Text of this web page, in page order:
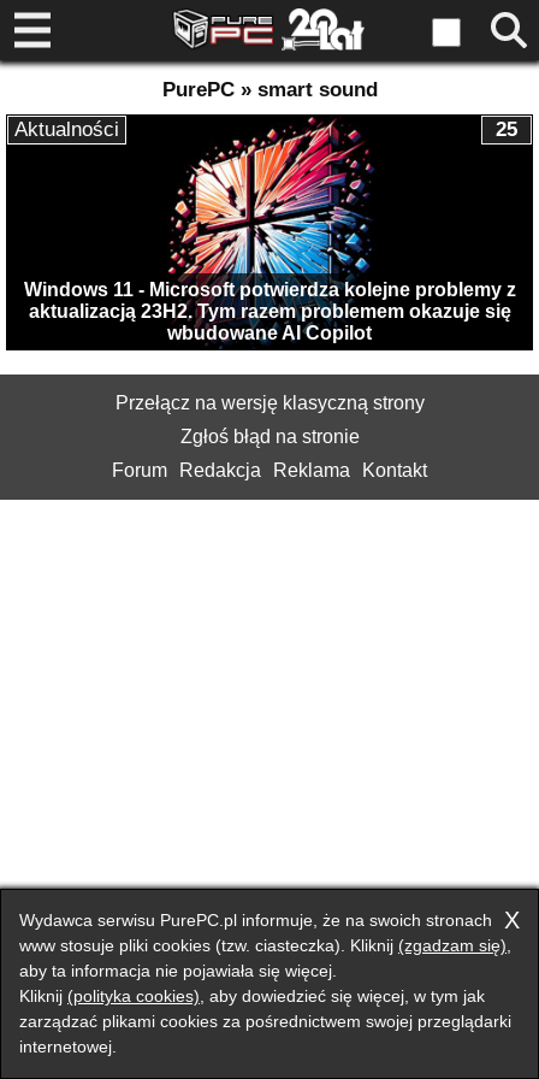
PurePC » smart sound
Windows 11 - Microsoft potwierdza kolejne problemy z
aktualizacją 23H2. Tym razem problemem okazuje się
wbudowane AI Copilot
25
Aktualności
Przełącz na wersję klasyczną strony
Zgłoś błąd na stronie
Forum
Redakcja Reklama Kontakt
X
Wydawca serwisu PurePC.pl informuje, że na swoich stronach
www stosuje pliki cookies (tzw. ciasteczka). Kliknij (zgadzam się)
aby ta informacja nie pojawiała się więcej.
Kliknij (polityka cookies) , aby dowiedzieć się więcej, w tym jak
zarządzać plikami cookies za pośrednictwem swojej przeglądarki
internetowej.